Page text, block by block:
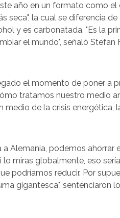
año en un formato como
seca", la cual se diferencia
y es carbonatada. "Es la
el mundo", señaló Stefan
el momento de poner a
tratamos nuestro medio
medio de la crisis energética,
Alemania, podemos ahorrar
lo miras globalmente, eso
podríamos reducir. Por
gigantesca", sentenciaron